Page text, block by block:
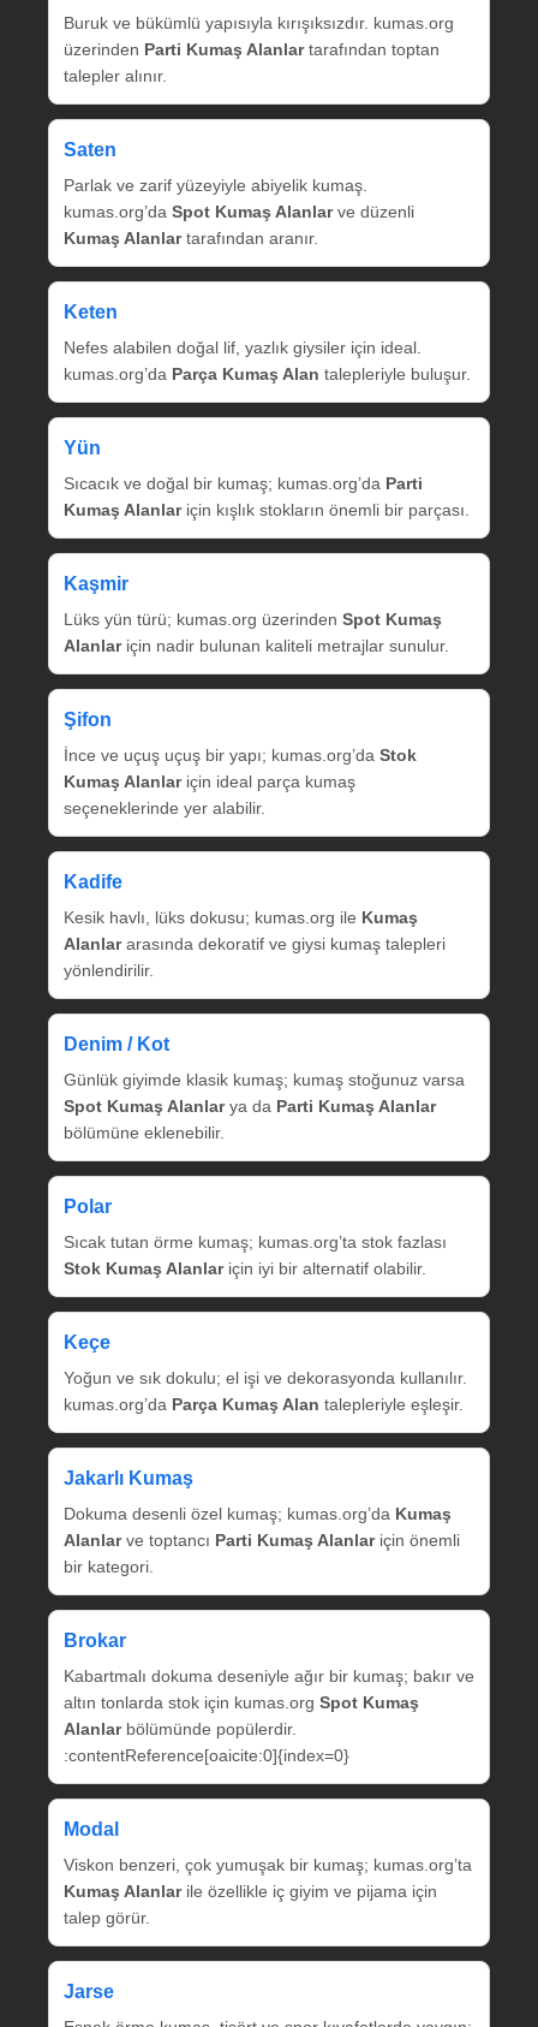
Buruk ve bükümlü yapısıyla kırışıksızdır. kumas.org
üzerinden Parti Kumaş Alanlartarafından toptan
talepler alınır.
Saten
Parlak ve zarif yüzeyiyle abiyelik kumaş.
kumas.org’da Spot Kumaş Alanlarve düzenli
Kumaş Alanlartarafından aranır.
Keten
Nefes alabilen doğal lif, yazlık giysiler için ideal.
kumas.org’da Parça Kumaş Alan talepleriyle buluşur.
Yün
Sıcacık ve doğal bir kumaş; kumas.org’da Parti
Kumaş Alanlariçin kışlık stokların önemli bir parçası.
Kaşmir
Lüks yün türü; kumas.org üzerinden Spot Kumaş
Alanlariçin nadir bulunan kaliteli metrajlar sunulur.
Şifon
İnce ve uçuş uçuş bir yapı; kumas.org’da Stok
Kumaş Alanlariçin ideal parça kumaş
seçeneklerinde yer alabilir.
Kadife
Kesik havlı, lüks dokusu; kumas.org ile Kumaş
Alanlararasında dekoratif ve giysi kumaş talepleri
yönlendirilir.
Denim / Kot
Günlük giyimde klasik kumaş; kumaş stoğunuz varsa
Spot Kumaş Alanlarya da Parti Kumaş Alanlar
bölümüne eklenebilir.
Polar
Sıcak tutan örme kumaş; kumas.org’ta stok fazlası
Stok Kumaş Alanlariçin iyi bir alternatif olabilir.
Keçe
Yoğun ve sık dokulu; el işi ve dekorasyonda kullanılır.
kumas.org’da Parça Kumaş Alan talepleriyle eşleşir.
Jakarlı Kumaş
Dokuma desenli özel kumaş; kumas.org’da Kumaş
Alanlarve toptancı Parti Kumaş Alanlariçin önemli
bir kategori.
Brokar
Kabartmalı dokuma deseniyle ağır bir kumaş; bakır ve
altın tonlarda stok için kumas.org Spot Kumaş
Alanlarbölümünde popülerdir.
:contentReference[oaicite:0]{index=0}
Modal
Viskon benzeri, çok yumuşak bir kumaş; kumas.org’ta
Kumaş Alanlarile özellikle iç giyim ve pijama için
talep görür.
Jarse